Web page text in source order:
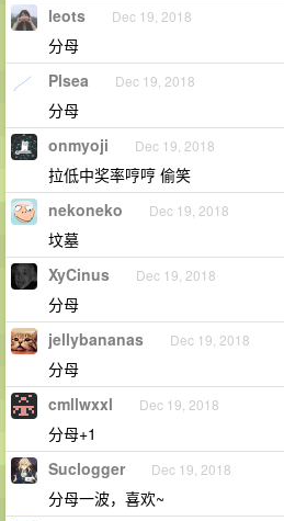
leots Dec 19, 2018
分母
Plsea Dec 19, 2018
分母
onmyoji Dec 19, 2018
拉低中奖率哼哼 偷笑
nekoneko Dec 19, 2018
坟墓
XyCinus Dec 19, 2018
分母
jellybananas Dec 19, 2018
分母
cmllwxxl Dec 19, 2018
分母+1
Suclogger Dec 19, 2018
分母一波，喜欢~